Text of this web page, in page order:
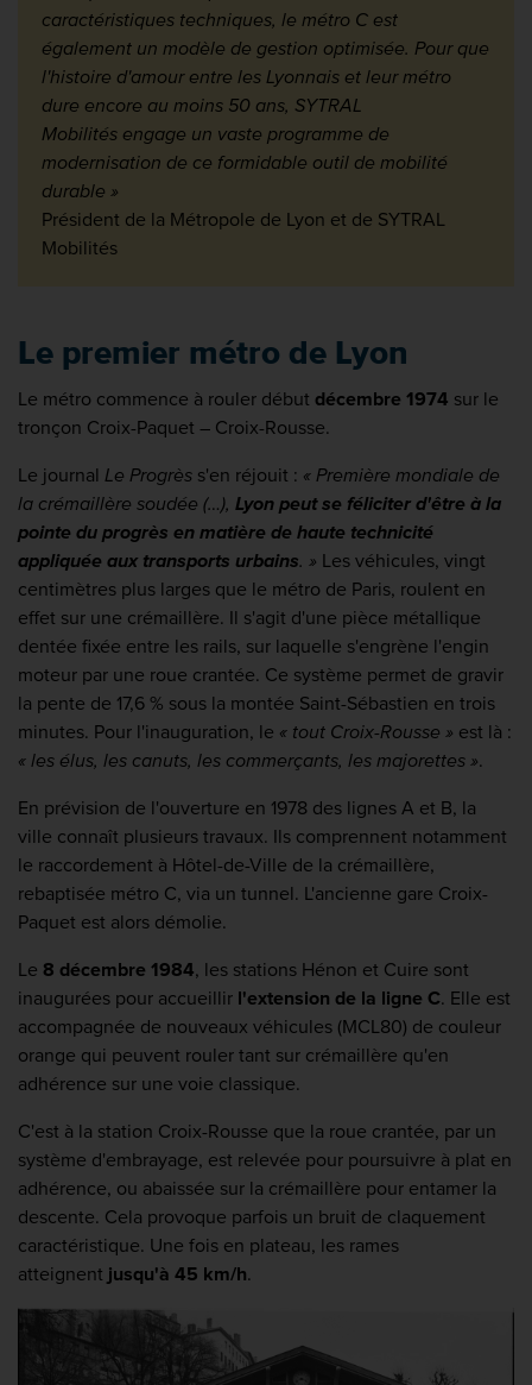
caractéristiques techniques, le métro C est
également un modèle de gestion optimisée. Pour que
l'histoire d'amour entre les Lyonnais et leur métro
dure encore au moins 50 ans, SYTRAL
Mobilités engage un vaste programme de
modernisation de ce formidable outil de mobilité
durable »
Président de la Métropole de Lyon et de SYTRAL
Mobilités
Le premier métro de Lyon
Le métro commence à rouler début décembre 1974 sur le
tronçon Croix-Paquet – Croix-Rousse.
Le journal Le Progrès s'en réjouit : « Première mondiale de
la crémaillère soudée (…), Lyon peut se féliciter d'être à la
pointe du progrès en matière de haute technicité
appliquée aux transports urbains. » Les véhicules, vingt
centimètres plus larges que le métro de Paris, roulent en
effet sur une crémaillère. Il s'agit d'une pièce métallique
dentée fixée entre les rails, sur laquelle s'engrène l'engin
moteur par une roue crantée. Ce système permet de gravir
la pente de 17,6 % sous la montée Saint-Sébastien en trois
minutes. Pour l'inauguration, le « tout Croix-Rousse » est là :
« les élus, les canuts, les commerçants, les majorettes ».
En prévision de l'ouverture en 1978 des lignes A et B, la
ville connaît plusieurs travaux. Ils comprennent notamment
le raccordement à Hôtel-de-Ville de la crémaillère,
rebaptisée métro C, via un tunnel. L'ancienne gare Croix-
Paquet est alors démolie.
Le 8 décembre 1984, les stations Hénon et Cuire sont
inaugurées pour accueillir l'extension de la ligne C. Elle est
accompagnée de nouveaux véhicules (MCL80) de couleur
orange qui peuvent rouler tant sur crémaillère qu'en
adhérence sur une voie classique.
C'est à la station Croix-Rousse que la roue crantée, par un
système d'embrayage, est relevée pour poursuivre à plat en
adhérence, ou abaissée sur la crémaillère pour entamer la
descente. Cela provoque parfois un bruit de claquement
caractéristique. Une fois en plateau, les rames
atteignent jusqu'à 45 km/h.